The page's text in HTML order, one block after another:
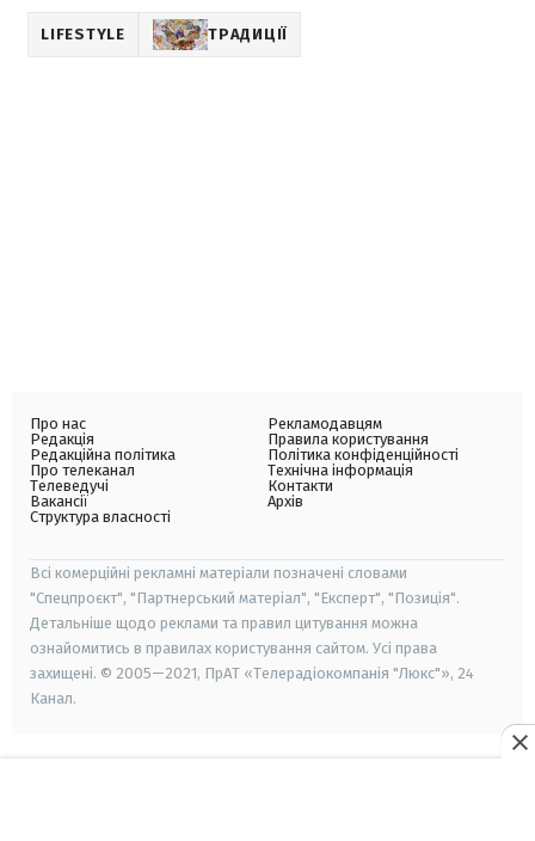
LIFESTYLE ТРАДИЦІЇ
Про нас
Редакція
Редакційна політика
Про телеканал
Телеведучі
Вакансії
Структура власності
Рекламодавцям
Правила користування
Політика конфіденційності
Технічна інформація
Контакти
Архів
Всі комерційні рекламні матеріали позначені словами
"Спецпроєкт", "Партнерський матеріал", "Експерт", "Позиція".
Детальніше щодо реклами та правил цитування можна
ознайомитись в правилах користування сайтом. Усі права
захищені. © 2005—2021, ПрАТ «Телерадіокомпанія "Люкс"», 24
Канал.